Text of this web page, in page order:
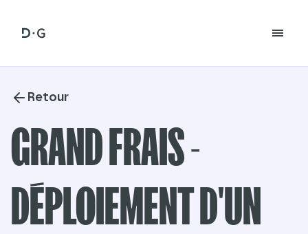
Retour
GRAND FRAIS -
DÉPLOIEMENT D'UN